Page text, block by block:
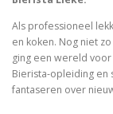
Als professioneel
en koken. Nog niet
ging een wereld
Bierista‑opleiding
fantaseren over